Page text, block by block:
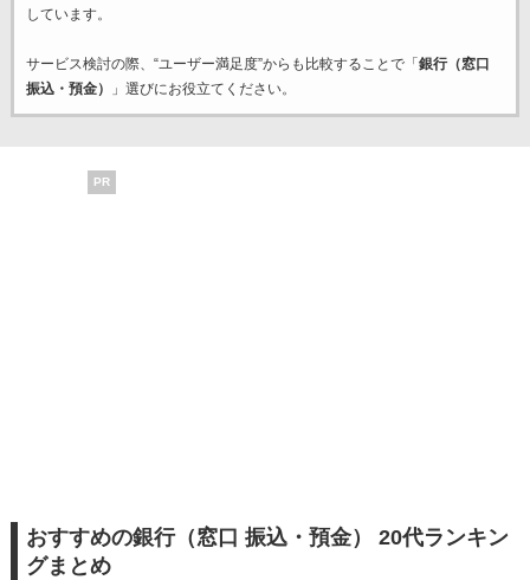
しています。
サービス検討の際、“ユーザー満足度”からも比較することで「 銀行（窓口
振込・預金）
」選びにお役立てください。
PR
おすすめの銀行（窓口 振込・預金） 20代ランキン
グまとめ